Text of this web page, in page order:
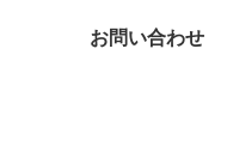
お問い合わせ